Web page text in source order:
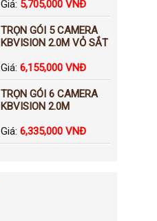
Giá: 5,705,000 VNĐ
TRỌN GÓI 5 CAMERA
KBVISION 2.0M VỎ SẮT
Giá: 6,155,000 VNĐ
TRỌN GÓI 6 CAMERA
KBVISION 2.0M
Giá: 6,335,000 VNĐ